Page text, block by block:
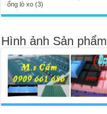
ống lò xo (3)
Hình ảnh Sản phẩm